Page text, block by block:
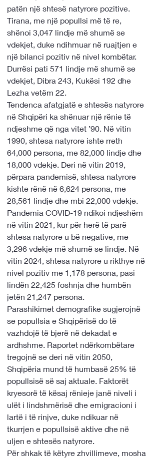
patën një shtesë natyrore pozitive.
Tirana, me një popullsi më të re,
shënoi 3,047 lindje më shumë se
vdekjet, duke ndihmuar në ruajtjen e
një bilanci pozitiv në nivel kombëtar.
Durrësi pati 571 lindje më shumë se
vdekjet, Dibra 243, Kukësi 192 dhe
Lezha vetëm 22.
Tendenca afatgjatë e shtesës natyrore
në Shqipëri ka shënuar një rënie të
ndjeshme që nga vitet ’90. Në vitin
1990, shtesa natyrore ishte rreth
64,000 persona, me 82,000 lindje dhe
18,000 vdekje. Deri në vitin 2019,
përpara pandemisë, shtesa natyrore
kishte rënë në 6,624 persona, me
28,561 lindje dhe mbi 22,000 vdekje.
Pandemia COVID-19 ndikoi ndjeshëm
në vitin 2021, kur për herë të parë
shtesa natyrore u bë negative, me
3,296 vdekje më shumë se lindje. Në
vitin 2024, shtesa natyrore u rikthye në
nivel pozitiv me 1,178 persona, pasi
lindën 22,425 foshnja dhe humbën
jetën 21,247 persona.
Parashikimet demografike sugjerojnë
se popullsia e Shqipërisë do të
vazhdojë të bjerë në dekadat e
ardhshme. Raportet ndërkombëtare
tregojnë se deri në vitin 2050,
Shqipëria mund të humbasë 25% të
popullsisë së saj aktuale. Faktorët
kryesorë të kësaj rënieje janë niveli i
ulët i lindshmërisë dhe emigracioni i
lartë i të rinjve, duke ndikuar në
tkurrjen e popullsisë aktive dhe në
uljen e shtesës natyrore.
Për shkak të këtyre zhvillimeve, mosha